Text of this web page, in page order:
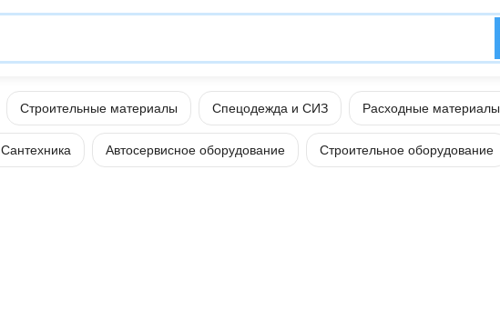
Строительные материалы Спецодежда и СИЗ Расходные материалы
Сантехника Автосервисное оборудование Строительное оборудование